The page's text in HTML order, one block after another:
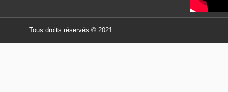
Tous droits réservés © 2021